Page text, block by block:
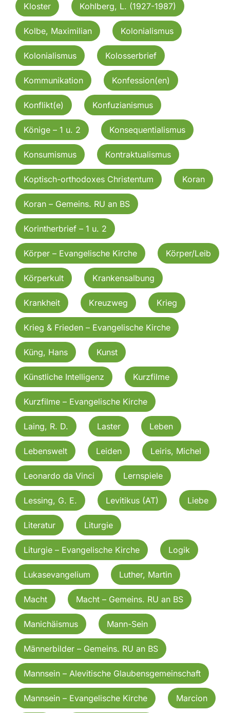
Kloster Kohlberg, L. (1927-1987)
Kolbe, Maximilian Kolonialismus
Kolonialismus Kolosserbrief
Kommunikation Konfession(en)
Konflikt(e) Konfuzianismus
Könige – 1 u. 2 Konsequentialismus
Konsumismus Kontraktualismus
Koptisch-orthodoxes Christentum Koran
Koran – Gemeins. RU an BS
Korintherbrief – 1 u. 2
Körper – Evangelische Kirche Körper/Leib
Körperkult Krankensalbung
Krankheit Kreuzweg Krieg
Krieg & Frieden – Evangelische Kirche
Küng, Hans Kunst
Künstliche Intelligenz Kurzfilme
Kurzfilme – Evangelische Kirche
Laing, R. D. Laster Leben
Lebenswelt Leiden Leiris, Michel
Leonardo da Vinci Lernspiele
Lessing, G. E. Levitikus (AT) Liebe
Literatur Liturgie
Liturgie – Evangelische Kirche Logik
Lukasevangelium Luther, Martin
Macht Macht – Gemeins. RU an BS
Manichäismus Mann-Sein
Männerbilder – Gemeins. RU an BS
Mannsein – Alevitische Glaubensgemeinschaft
Mannsein – Evangelische Kirche Marcion